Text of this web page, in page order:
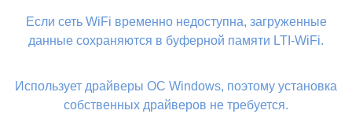
Если сеть WiFi временно недоступна, загруженные
данные сохраняются в буферной памяти LTI-WiFi.
Использует драйверы ОС Windows, поэтому установка
собственных драйверов не требуется.